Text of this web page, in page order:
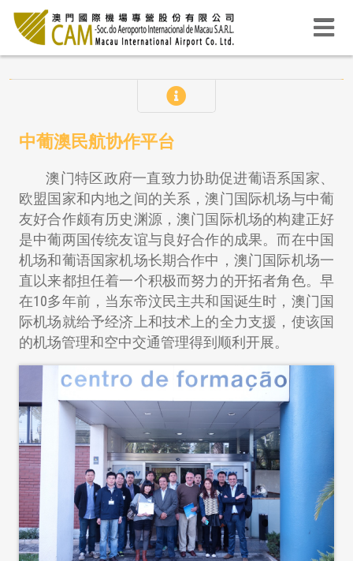
机场营运要求具备国际的专业技术及安保方面的软硬
件设备，服务品质又极需按国际认受的标准提供予机场
水准，与时并进及降低被边缘化的风险，澳门国际机场
台，合作层次可分为全球性的国际机场协会(ACI)丶区域
性的东亚机场联盟(EAAA)丶国内的中国民用机场协会
(CCAA)丶本地区内的五大机场会议(A5)。此外，专营公
司又着重发挥自身的优势构建机场联盟，目的为团结业
界丶打造讯息亘动丶交流协作的平台，先後分别与多个
海内外中小型机场缔结为姐妹机场，并定期在澳门主办
中葡机场论坛，打造中葡澳三方面的民航交流及协作平
台。
中葡澳民航协作平台
澳门特区政府一直致力协助促进葡语系国家、
欧盟国家和内地之间的关系，澳门国际机场与中葡
友好合作颇有历史渊源，澳门国际机场的构建正好
是中葡两国传统友谊与良好合作的成果。而在中国
机场和葡语国家机场长期合作中，澳门国际机场一
直以来都担任着一个积极而努力的开拓者角色。早
在10多年前，当东帝汶民主共和国诞生时，澳门国
际机场就给予经济上和技术上的全力支援，使该国
的机场管理和空中交通管理得到顺利开展。